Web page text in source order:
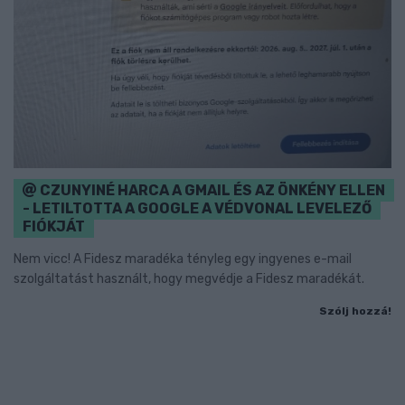
CZUNYINÉ HARCA A GMAIL ÉS AZ ÖNKÉNY ELLEN
- LETILTOTTA A GOOGLE A VÉDVONAL LEVELEZŐ
FIÓKJÁT
Nem vicc! A Fidesz maradéka tényleg egy ingyenes e-mail
szolgáltatást használt, hogy megvédje a Fidesz maradékát.
Szólj hozzá!